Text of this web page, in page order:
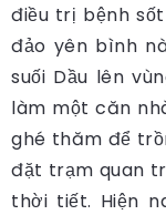
điều trị bệnh
đảo yên bình
suối Dầu lên
làm một căn
ghé thăm để
đặt trạm quan
thời tiết. Hiện